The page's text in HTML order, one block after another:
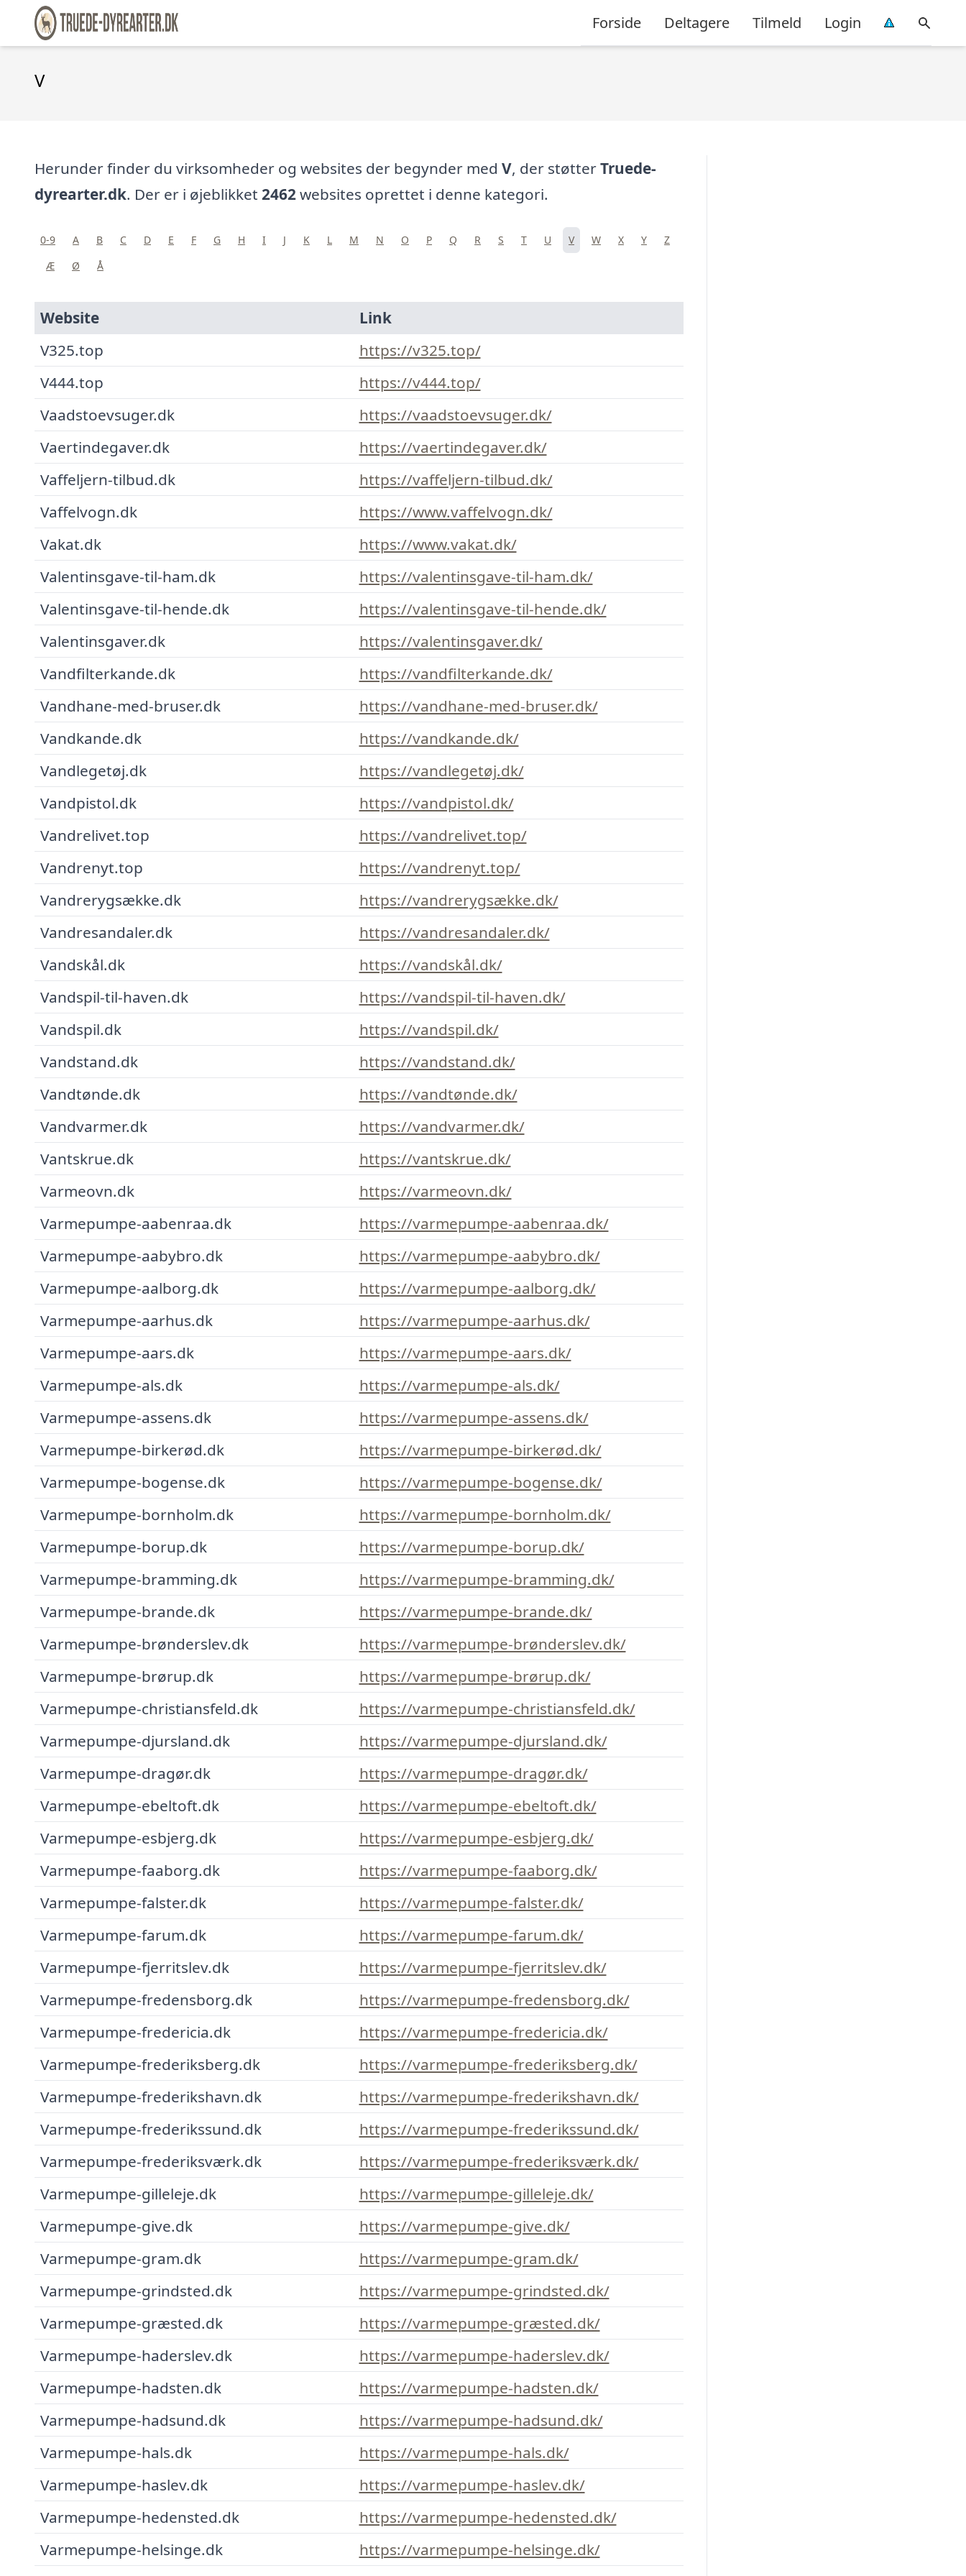
Forside Deltagere Tilmeld Login
V
Herunder finder du virksomheder og websites der begynder med V, der støtterTruede-
dyrearter.dk. Der er i øjeblikket 2462websites oprettet i denne kategori.
0-9 A B C D E F G H I J K L M N O P Q R S T U V W X Y
Z
Æ
Ø Å
Website
Link
V325.top
https://v325.top/
V444.top
https://v444.top/
Vaadstoevsuger.dk
https://vaadstoevsuger.dk/
Vaertindegaver.dk
https://vaertindegaver.dk/
Vaffeljern-tilbud.dk
https://vaffeljern-tilbud.dk/
Vaffelvogn.dk
https://www.vaffelvogn.dk/
Vakat.dk
https://www.vakat.dk/
Valentinsgave-til-ham.dk
https://valentinsgave-til-ham.dk/
Valentinsgave-til-hende.dk
https://valentinsgave-til-hende.dk/
Valentinsgaver.dk
https://valentinsgaver.dk/
Vandfilterkande.dk
https://vandfilterkande.dk/
Vandhane-med-bruser.dk
https://vandhane-med-bruser.dk/
Vandkande.dk
https://vandkande.dk/
Vandlegetøj.dk
https://vandlegetøj.dk/
Vandpistol.dk
https://vandpistol.dk/
Vandrelivet.top
https://vandrelivet.top/
Vandrenyt.top
https://vandrenyt.top/
Vandrerygsække.dk
https://vandrerygsække.dk/
Vandresandaler.dk
https://vandresandaler.dk/
Vandskål.dk
https://vandskål.dk/
Vandspil-til-haven.dk
https://vandspil-til-haven.dk/
Vandspil.dk
https://vandspil.dk/
Vandstand.dk
https://vandstand.dk/
Vandtønde.dk
https://vandtønde.dk/
Vandvarmer.dk
https://vandvarmer.dk/
Vantskrue.dk
https://vantskrue.dk/
Varmeovn.dk
https://varmeovn.dk/
Varmepumpe-aabenraa.dk
https://varmepumpe-aabenraa.dk/
Varmepumpe-aabybro.dk
https://varmepumpe-aabybro.dk/
Varmepumpe-aalborg.dk
https://varmepumpe-aalborg.dk/
Varmepumpe-aarhus.dk
https://varmepumpe-aarhus.dk/
Varmepumpe-aars.dk
https://varmepumpe-aars.dk/
Varmepumpe-als.dk
https://varmepumpe-als.dk/
Varmepumpe-assens.dk
https://varmepumpe-assens.dk/
Varmepumpe-birkerød.dk
https://varmepumpe-birkerød.dk/
Varmepumpe-bogense.dk
https://varmepumpe-bogense.dk/
Varmepumpe-bornholm.dk
https://varmepumpe-bornholm.dk/
Varmepumpe-borup.dk
https://varmepumpe-borup.dk/
Varmepumpe-bramming.dk
https://varmepumpe-bramming.dk/
Varmepumpe-brande.dk
https://varmepumpe-brande.dk/
Varmepumpe-brønderslev.dk
https://varmepumpe-brønderslev.dk/
Varmepumpe-brørup.dk
https://varmepumpe-brørup.dk/
Varmepumpe-christiansfeld.dk
https://varmepumpe-christiansfeld.dk/
Varmepumpe-djursland.dk
https://varmepumpe-djursland.dk/
Varmepumpe-dragør.dk
https://varmepumpe-dragør.dk/
Varmepumpe-ebeltoft.dk
https://varmepumpe-ebeltoft.dk/
Varmepumpe-esbjerg.dk
https://varmepumpe-esbjerg.dk/
Varmepumpe-faaborg.dk
https://varmepumpe-faaborg.dk/
Varmepumpe-falster.dk
https://varmepumpe-falster.dk/
Varmepumpe-farum.dk
https://varmepumpe-farum.dk/
Varmepumpe-fjerritslev.dk
https://varmepumpe-fjerritslev.dk/
Varmepumpe-fredensborg.dk
https://varmepumpe-fredensborg.dk/
Varmepumpe-fredericia.dk
https://varmepumpe-fredericia.dk/
Varmepumpe-frederiksberg.dk
https://varmepumpe-frederiksberg.dk/
Varmepumpe-frederikshavn.dk
https://varmepumpe-frederikshavn.dk/
Varmepumpe-frederikssund.dk
https://varmepumpe-frederikssund.dk/
Varmepumpe-frederiksværk.dk
https://varmepumpe-frederiksværk.dk/
Varmepumpe-gilleleje.dk
https://varmepumpe-gilleleje.dk/
Varmepumpe-give.dk
https://varmepumpe-give.dk/
Varmepumpe-gram.dk
https://varmepumpe-gram.dk/
Varmepumpe-grindsted.dk
https://varmepumpe-grindsted.dk/
Varmepumpe-græsted.dk
https://varmepumpe-græsted.dk/
Varmepumpe-haderslev.dk
https://varmepumpe-haderslev.dk/
Varmepumpe-hadsten.dk
https://varmepumpe-hadsten.dk/
Varmepumpe-hadsund.dk
https://varmepumpe-hadsund.dk/
Varmepumpe-hals.dk
https://varmepumpe-hals.dk/
Varmepumpe-haslev.dk
https://varmepumpe-haslev.dk/
Varmepumpe-hedensted.dk
https://varmepumpe-hedensted.dk/
Varmepumpe-helsinge.dk
https://varmepumpe-helsinge.dk/